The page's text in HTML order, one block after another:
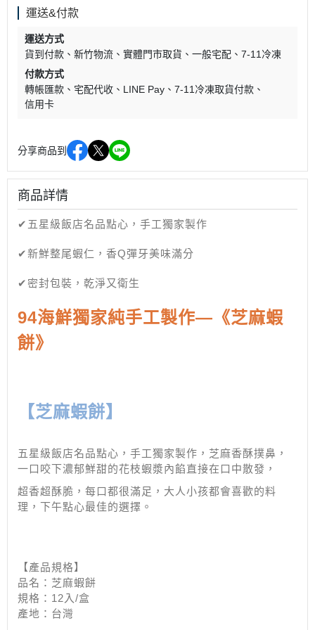
運送&付款
運送方式
貨到付款
新竹物流 實體門市取貨 一般宅配
7-11冷凍
付款方式
轉帳匯款
宅配代收 LINE Pay
7-11冷凍取貨付款
信用卡
分享商品到
商品詳情
✔五星級飯店名品點心，手工獨家製作
✔新鮮整尾蝦仁，香Q彈牙美味滿分
✔密封包裝，乾淨又衛生
94海鮮獨家純手工製作—《芝麻蝦
餅》
【芝麻蝦餅】
五星級飯店名品點心，手工獨家製作，芝麻香酥撲鼻，
一口咬下濃郁鮮甜的花枝蝦漿內餡直接在口中散發，
超香超酥脆，每口都很滿足，大人小孩都會喜歡的料
理，下午點心最佳的選擇。
【產品規格】
品名：芝麻蝦餅
規格：12入/盒
產地：台灣